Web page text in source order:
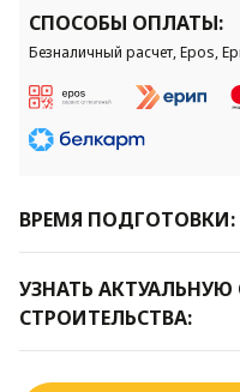
СПОСОБЫ ОПЛАТЫ:
Безналичный расчет, Epos,
ВРЕМЯ ПОДГОТОВКИ:
УЗНАТЬ
СТРОИТЕЛЬСТВА: